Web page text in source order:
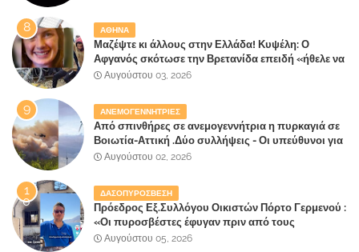
ΑΘΗΝΑ
Μαζέψτε κι άλλους στην Ελλάδα! Κυψέλη: Ο
Αφγανός σκότωσε την Βρετανίδα επειδή «ήθελε να
κάνει τη σύντροφό του χριστιανή»
Αυγούστου 03, 2026
ΑΝΕΜΟΓΕΝΝΗΤΡΙΕΣ
Από σπινθήρες σε ανεμογεννήτρια η πυρκαγιά σε
Βοιωτία-Αττική .Δύο συλλήψεις - Οι υπεύθυνοι για
την λάθος διαχείριση της κατάσβεσης θα
Αυγούστου 02, 2026
ΔΑΣΟΠΥΡΟΣΒΕΣΗ
Πρόεδρος Εξ.Συλλόγου Οικιστών Πόρτο Γερμενού :
«Οι πυροσβέστες έφυγαν πριν από τους
κατοίκους»
Αυγούστου 05, 2026